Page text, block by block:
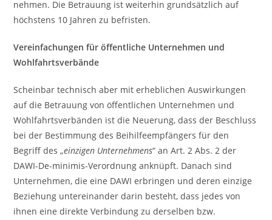
nehmen. Die Betrauung ist weiterhin grundsätzlich auf
höchstens 10 Jahren zu befristen.
Vereinfachungen für öffentliche Unternehmen und
Wohlfahrtsverbände
Scheinbar technisch aber mit erheblichen Auswirkungen
auf die Betrauung von öffentlichen Unternehmen und
Wohlfahrtsverbänden ist die Neuerung, dass der Beschluss
bei der Bestimmung des Beihilfeempfängers für den
Begriff des „einzigen Unternehmens“ an Art. 2 Abs. 2 der
DAWI-De-minimis-Verordnung anknüpft. Danach sind
Unternehmen, die eine DAWI erbringen und deren einzige
Beziehung untereinander darin besteht, dass jedes von
ihnen eine direkte Verbindung zu derselben bzw.